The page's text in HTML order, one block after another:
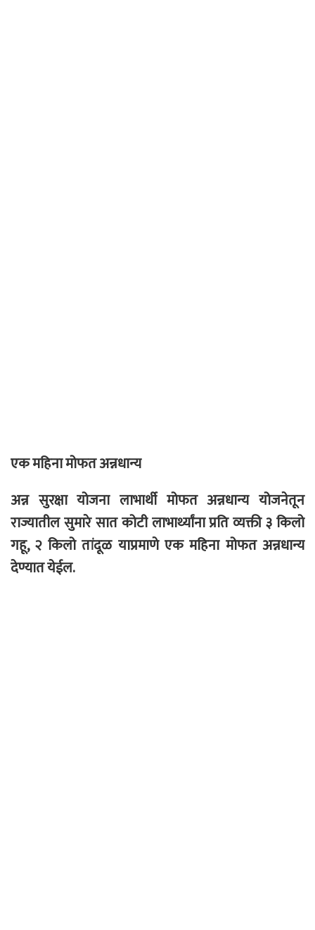
एक महिना मोफत अन्नधान्य
अन्न सुरक्षा योजना लाभार्थी मोफत अन्नधान्य योजनेतून
राज्यातील सुमारे सात कोटी लाभार्थ्यांना प्रति व्यक्ती ३ किलो
गहू, २ किलो तांदूळ याप्रमाणे एक महिना मोफत अन्नधान्य
देण्यात येईल.